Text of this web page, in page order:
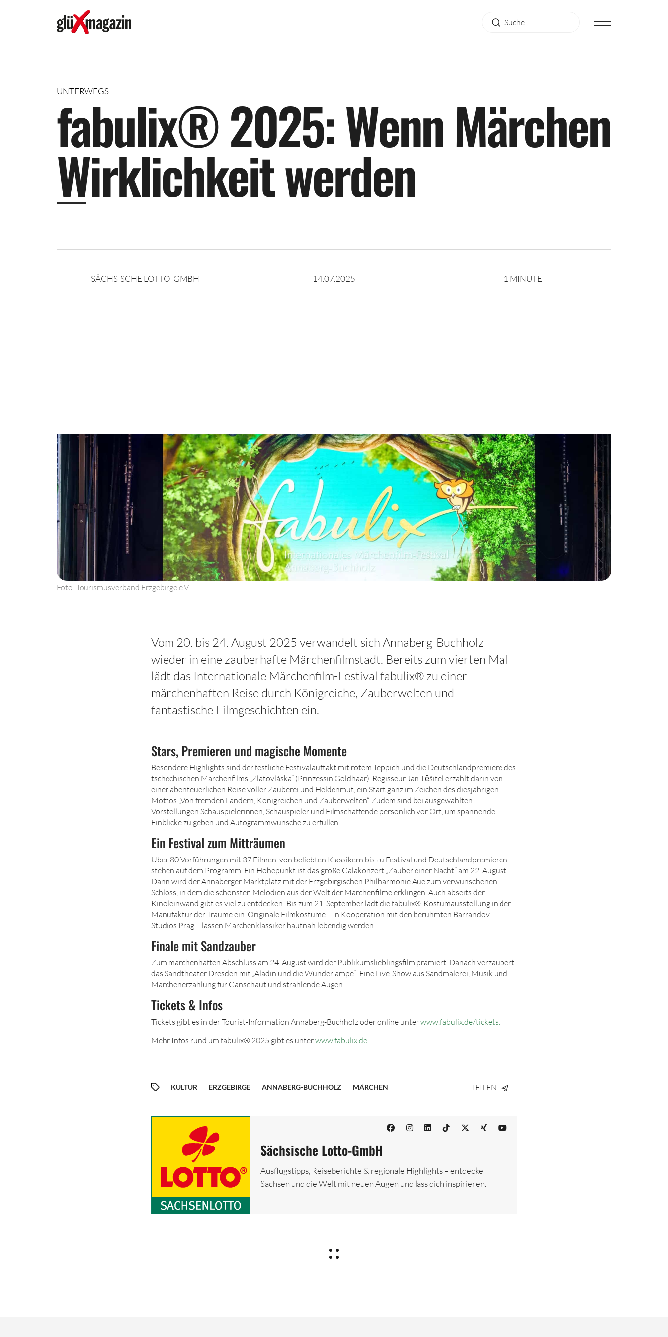
UNTERWEGS
fabulix®2025:WennMärchen
Wirklichkeitwerden
SÄCHSISCHE LOTTO-GMBH 14.07.2025 1 MINUTE
Foto: Tourismusverband Erzgebirge e.V.
Vom 20. bis 24. August 2025 verwandelt sich Annaberg-Buchholz
wieder in eine zauberhafte Märchenfilmstadt. Bereits zum vierten Mal
lädt das Internationale Märchenfilm-Festival fabulix® zu einer
märchenhaften Reise durch Königreiche, Zauberwelten und
fantastische Filmgeschichten ein.
Stars, Premieren und magische Momente
Besondere Highlights sind der festliche Festivalauftakt mit rotem Teppich und die Deutschlandpremiere des
tschechischen Märchenfilms „Zlatovláska“ (Prinzessin Goldhaar). Regisseur Jan Těšitel erzählt darin von
einer abenteuerlichen Reise voller Zauberei und Heldenmut, ein Start ganz im Zeichen des diesjährigen
Mottos „Von fremden Ländern, Königreichen und Zauberwelten“. Zudem sind bei ausgewählten
Vorstellungen Schauspielerinnen, Schauspieler und Filmschaffende persönlich vor Ort, um spannende
Einblicke zu geben und Autogrammwünsche zu erfüllen.
Ein Festival zum Mitträumen
Über 80 Vorführungen mit 37 Filmen von beliebten Klassikern bis zu Festival und Deutschlandpremieren
stehen auf dem Programm. Ein Höhepunkt ist das große Galakonzert „Zauber einer Nacht“ am 22. August.
Dann wird der Annaberger Marktplatz mit der Erzgebirgischen Philharmonie Aue zum verwunschenen
Schloss, in dem die schönsten Melodien aus der Welt der Märchenfilme erklingen. Auch abseits der
Kinoleinwand gibt es viel zu entdecken: Bis zum 21. September lädt die fabulix®-Kostümausstellung in der
Manufaktur der Träume ein. Originale Filmkostüme – in Kooperation mit den berühmten Barrandov-
Studios Prag – lassen Märchenklassiker hautnah lebendig werden.
Finale mit Sandzauber
Zum märchenhaften Abschluss am 24. August wird der Publikumslieblingsfilm prämiert. Danach verzaubert
das Sandtheater Dresden mit „Aladin und die Wunderlampe“: Eine Live-Show aus Sandmalerei, Musik und
Märchenerzählung für Gänsehaut und strahlende Augen.
Tickets & Infos
Tickets gibt es in der Tourist-Information Annaberg-Buchholz oder online unterwww.fabulix.de/tickets.
Mehr Infos rund um fabulix® 2025 gibt es unterwww.fabulix.de
KULTUR ERZGEBIRGE ANNABERG-BUCHHOLZ MÄRCHEN TEILEN
Sächsische Lotto-GmbH
Ausflugstipps, Reiseberichte & regionale Highlights – entdecke
Sachsen und die Welt mit neuen Augen und lass dich inspirieren.